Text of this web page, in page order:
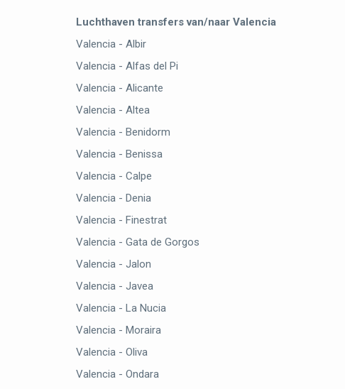
Luchthaven transfers van/naar Valencia
Valencia - Albir
Valencia - Alfas del Pi
Valencia - Alicante
Valencia - Altea
Valencia - Benidorm
Valencia - Benissa
Valencia - Calpe
Valencia - Denia
Valencia - Finestrat
Valencia - Gata de Gorgos
Valencia - Jalon
Valencia - Javea
Valencia - La Nucia
Valencia - Moraira
Valencia - Oliva
Valencia - Ondara